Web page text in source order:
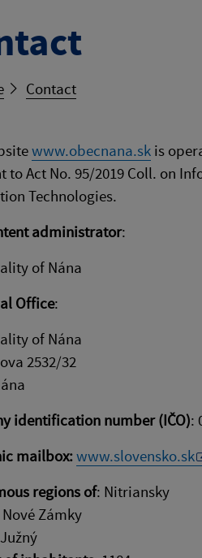
Contact
www.obecnana.sk is
to Act No. 95/2019 Coll. on
Technologies.
administrator:
of Nána
Office:
of Nána
2532/32
identification number (IČO):
mailbox:www.slovensko.sk
regions of: Nitriansky
Zámky